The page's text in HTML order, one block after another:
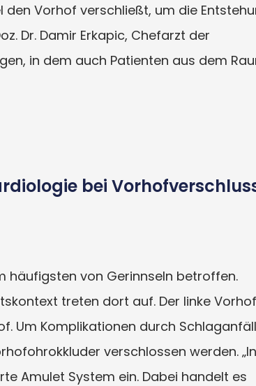
den Vorhof verschließt, um die
Dr. Damir Erkapic, Chefarzt der
in dem auch Patienten aus dem
bei
häufigsten von Gerinnseln betroffen.
treten dort auf. Der linke Vorhof
Um Komplikationen durch
verschlossen werden. „In
Amulet System ein. Dabei handelt es